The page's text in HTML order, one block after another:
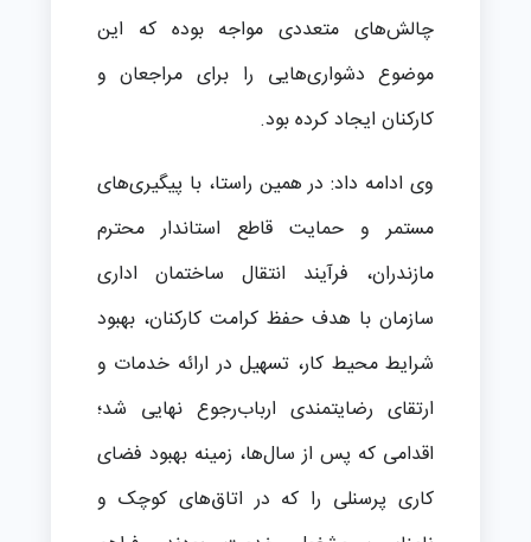
چالش‌های متعددی مواجه بوده که این
موضوع دشواری‌هایی را برای مراجعان و
کارکنان ایجاد کرده بود.
وی ادامه داد: در همین راستا، با پیگیری‌های
مستمر و حمایت قاطع استاندار محترم
مازندران، فرآیند انتقال ساختمان اداری
سازمان با هدف حفظ کرامت کارکنان، بهبود
شرایط محیط کار، تسهیل در ارائه خدمات و
ارتقای رضایتمندی ارباب‌رجوع نهایی شد؛
اقدامی که پس از سال‌ها، زمینه بهبود فضای
کاری پرسنلی را که در اتاق‌های کوچک و